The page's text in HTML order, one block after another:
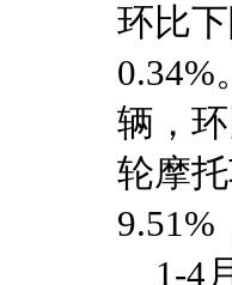
环比
0.34%
辆，
轮摩
9.51%
1-4